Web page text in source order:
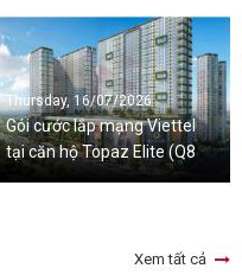
Thursday, 16/07/2026
Gói cước lắp mạng Viettel
tại căn hộ Topaz Elite (Q8
Xem tất cả